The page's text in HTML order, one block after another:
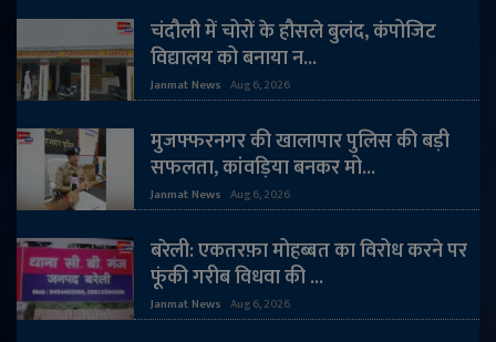
चंदौली में चोरों के हौसले बुलंद, कंपोजिट
विद्यालय को बनाया न...
Janmat News Aug 6, 2026
मुजफ्फरनगर की खालापार पुलिस की बड़ी
सफलता, कांवड़िया बनकर मो...
Janmat News Aug 6, 2026
बरेली: एकतरफ़ा मोहब्बत का विरोध करने पर
फूंकी गरीब विधवा की ...
Janmat News Aug 6, 2026